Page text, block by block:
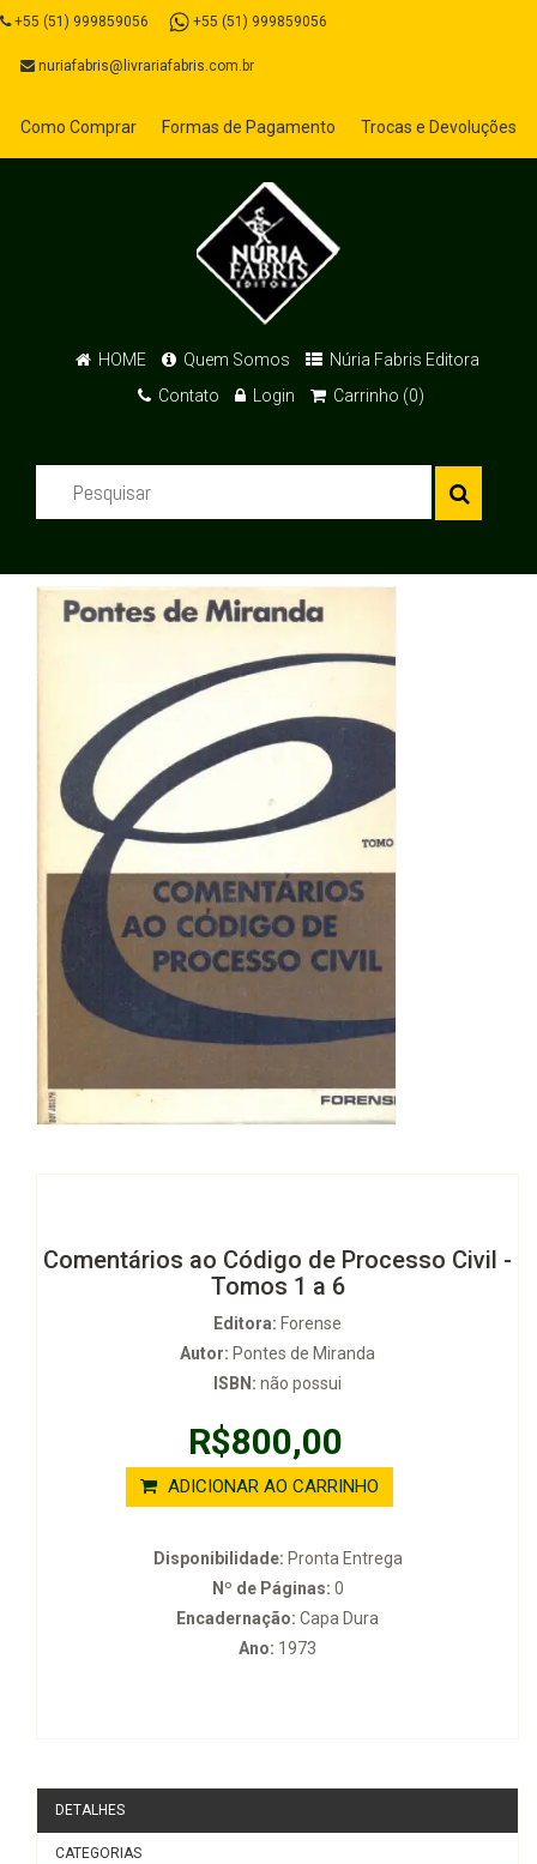
+55 (51) 999859056 +55 (51) 999859056
nuriafabris@livrariafabris.com.br
Como Comprar Formas de Pagamento Trocas e Devoluções
HOME Quem Somos
Núria Fabris Editora
Contato
Login Carrinho (0)
Comentários ao Código de Processo Civil -
Tomos 1 a 6
Editora: Forense
Autor: Pontes de Miranda
ISBN: não possui
R$800,00
ADICIONAR AO CARRINHO
Disponibilidade: Pronta Entrega
Nº de Páginas: 0
Encadernação: Capa Dura
Ano: 1973
DETALHES
CATEGORIAS